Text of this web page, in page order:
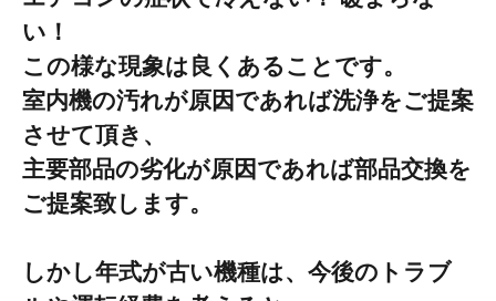
い！
この様な現象は良く あることです。
室内機の汚れが原因であれば洗浄をご提案
させて頂き、
主要部品の劣化が原因であれば部品交換を
ご提案致します。
しかし年式が古い機種は、今後のトラブ